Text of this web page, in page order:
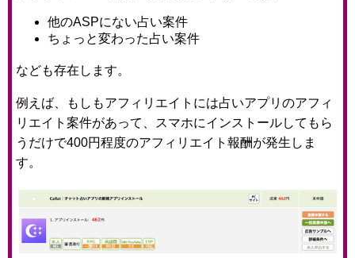
他のASPにない占い案件
ちょっと変わった占い案件
なども存在します。
例えば、もしもアフィリエイトには占いアプリのアフィ
リエイト案件があって、スマホにインストールしてもら
うだけで400円程度のアフィリエイト報酬が発生しま
す。